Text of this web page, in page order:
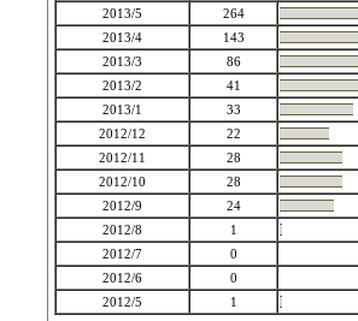
2013/5
264
2013/4
143
2013/3
86
2013/2
41
2013/1
33
2012/12
22
2012/11
28
2012/10
28
2012/9
24
2012/8
1
2012/7
0
2012/6
0
2012/5
1